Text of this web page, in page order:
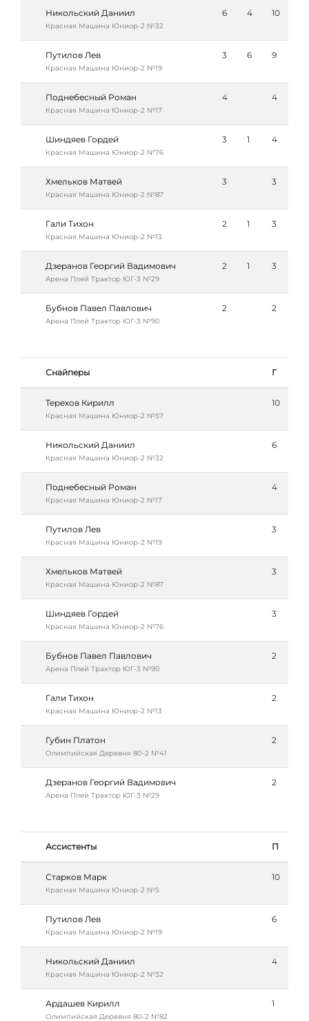
Никольский Даниил
Красная Машина Юниор-2 №32
6 4 10
Путилов Лев
Красная Машина Юниор-2 №19
3 6 9
Поднебесный Роман
Красная Машина Юниор-2 №17
4 4
Шиндяев Гордей
Красная Машина Юниор-2 №76
3 1 4
Хмельков Матвей
Красная Машина Юниор-2 №87
3 3
Гали Тихон
Красная Машина Юниор-2 №13
2 1 3
Дзеранов Георгий Вадимович
Арена Плей Трактор ЮГ-3 №29
2 1 3
Бубнов Павел Павлович
Арена Плей Трактор ЮГ-3 №90
2 2
Снайперы Г
Терехов Кирилл
Красная Машина Юниор-2 №57
10
Никольский Даниил
Красная Машина Юниор-2 №32
6
Поднебесный Роман
Красная Машина Юниор-2 №17
4
Путилов Лев
Красная Машина Юниор-2 №19
3
Хмельков Матвей
Красная Машина Юниор-2 №87
3
Шиндяев Гордей
Красная Машина Юниор-2 №76
3
Бубнов Павел Павлович
Арена Плей Трактор ЮГ-3 №90
2
Гали Тихон
Красная Машина Юниор-2 №13
2
Губин Платон
Олимпийская Деревня 80-2 №41
2
Дзеранов Георгий Вадимович
Арена Плей Трактор ЮГ-3 №29
2
Ассистенты П
Старков Марк
Красная Машина Юниор-2 №5
10
Путилов Лев
Красная Машина Юниор-2 №19
6
Никольский Даниил
Красная Машина Юниор-2 №32
4
Ардашев Кирилл
Олимпийская Деревня 80-2 №82
1